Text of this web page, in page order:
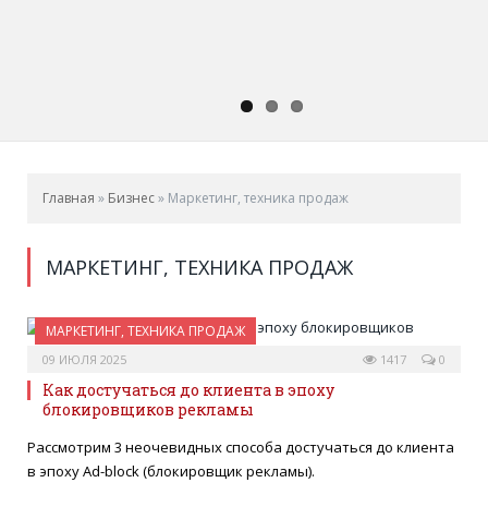
Главная » Бизнес» Маркетинг, техника продаж
МАРКЕТИНГ, ТЕХНИКА ПРОДАЖ
МАРКЕТИНГ, ТЕХНИКА ПРОДАЖ
09 ИЮЛЯ 2025 0
1417
Как достучаться до клиента в эпоху
блокировщиков рекламы
Рассмотрим 3 неочевидных способа достучаться до клиента
в эпоху Ad-block (блокировщик рекламы).